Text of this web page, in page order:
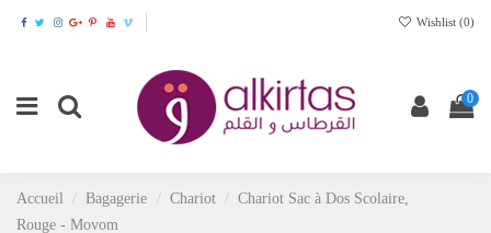
Wishlist (0)
0
Accueil Bagagerie Chariot
Chariot Sac à Dos Scolaire,
Rouge - Movom